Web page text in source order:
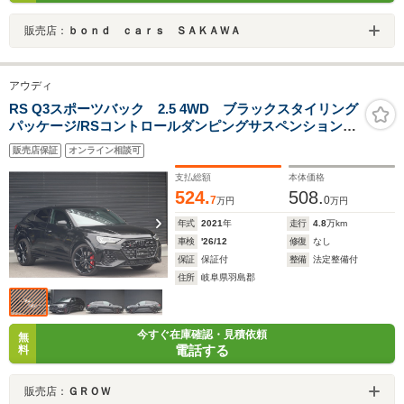
販売店： ｂｏｎｄ ｃａｒｓ ＳＡＫＡＷＡ
アウディ
RS Q3スポーツバック 2.5 4WD ブラックスタイリング
パッケージ/RSコントロールダンピングサスペンション/
マトリクスLEDヘッドライト/SONOSサウンドシステム/
カラードブレーキキャリパー/21インチ10スポークスター
デザインアルミ/
販売店保証 オンライン相談可
支払総額
524.7万円
本体価格
508.0万円
年式 2021年 走行 4.8万km
車検
'26/12 修復
なし
保証
保証付 整備
法定整備付
住所
岐阜県羽島郡
無
料
今すぐ在庫確認・見積依頼
電話する
販売店： ＧＲＯＷ